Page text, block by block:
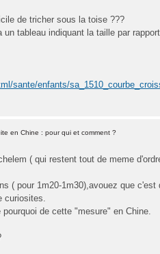
de tricher sous la toise ???
tableau indiquant la taille par
sante/enfants/
en Chine : pour qui et comment ?
( qui restent tout de meme
( pour 1m20-1m30),avouez que
curiosites.
de cette "mesure" en Chine.